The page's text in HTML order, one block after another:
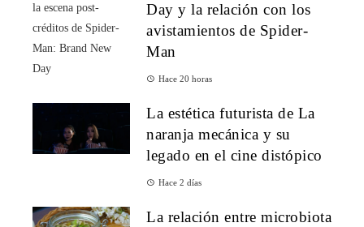
Day y la relación con los
avistamientos de Spider-
Man
Hace 20 horas
La estética futurista de La
naranja mecánica y su
legado en el cine distópico
Hace 2 días
La relación entre microbiota